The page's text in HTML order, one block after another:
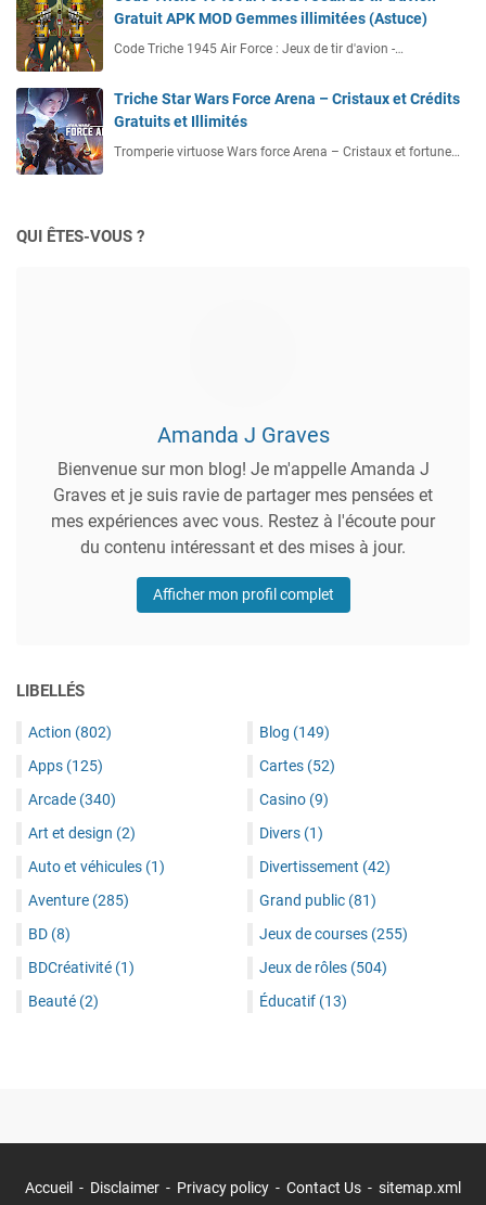
Gratuit APK MOD Gemmes illimitées (Astuce)
Code Triche 1945 Air Force : Jeux de tir d'avion -…
Triche Star Wars Force Arena – Cristaux et Crédits
Gratuits et Illimités
Tromperie virtuose Wars force Arena – Cristaux et fortune…
QUI ÊTES-VOUS ?
Amanda J Graves
Bienvenue sur mon blog! Je m'appelle Amanda J
Graves et je suis ravie de partager mes pensées et
mes expériences avec vous. Restez à l'écoute pour
du contenu intéressant et des mises à jour.
Afficher mon profil complet
LIBELLÉS
Action (802)
Apps (125)
Arcade (340)
Art et design (2)
Auto et véhicules (1)
Aventure (285)
BD (8)
BDCréativité (1)
Beauté (2)
Blog (149)
Cartes (52)
Casino (9)
Divers (1)
Divertissement (42)
Grand public (81)
Jeux de courses (255)
Jeux de rôles (504)
Éducatif (13)
Accueil Disclaimer Privacy policy Contact Us sitemap.xml